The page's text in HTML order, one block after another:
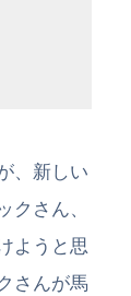
、新しい
さん、
ようと思
さんが馬